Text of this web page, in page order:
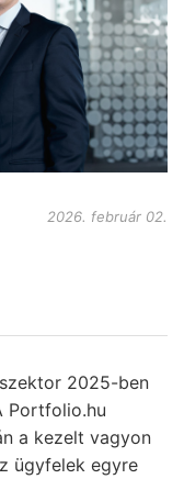
2026. február 02.
szektor 2025-ben
Portfolio.hu
a kezelt vagyon
ügyfelek egyre